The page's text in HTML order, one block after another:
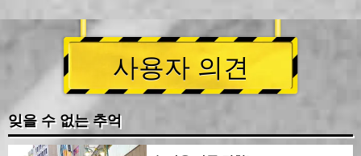
사용자 의견
잊을 수 없는 추억